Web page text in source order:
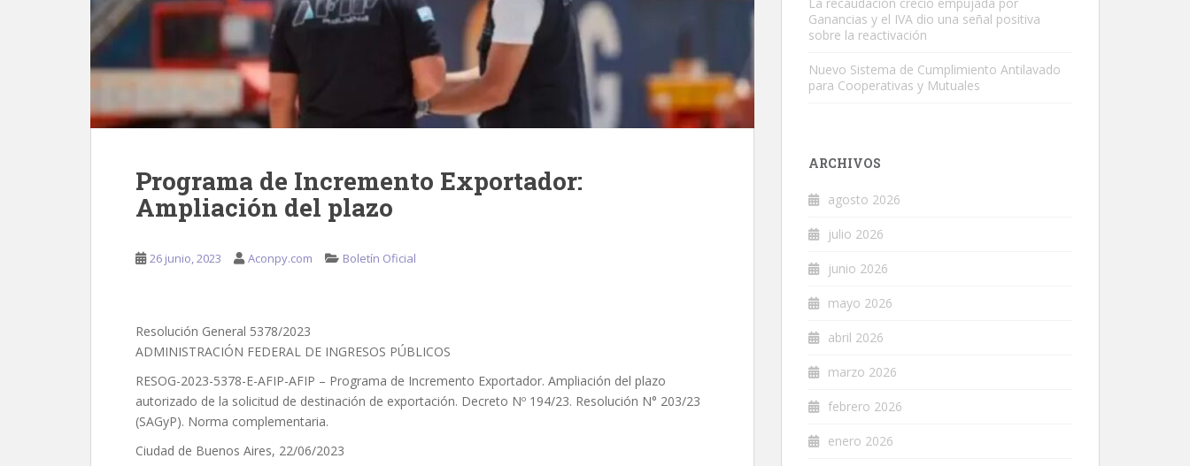
Programa de Incremento Exportador:
Ampliación del plazo
26 junio, 2023 Aconpy.com Boletín Oficial
Resolución General 5378/2023
ADMINISTRACIÓN FEDERAL DE INGRESOS PÚBLICOS
RESOG-2023-5378-E-AFIP-AFIP – Programa de Incremento Exportador. Ampliación del plazo
autorizado de la solicitud de destinación de exportación. Decreto Nº 194/23. Resolución N° 203/23
(SAGyP). Norma complementaria.
Ciudad de Buenos Aires, 22/06/2023
Ganancias y el IVA dio una señal positiva
sobre la reactivación
Nuevo Sistema de Cumplimiento Antilavado
para Cooperativas y Mutuales
ARCHIVOS
agosto 2026
julio 2026
junio 2026
mayo 2026
abril 2026
marzo 2026
febrero 2026
enero 2026